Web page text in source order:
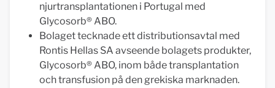
njurtransplantationen i Portugal med
Glycosorb® ABO.
Bolaget tecknade ett distributionsavtal med
Rontis Hellas SA avseende bolagets produkter,
Glycosorb® ABO, inom både transplantation
och transfusion på den grekiska marknaden.